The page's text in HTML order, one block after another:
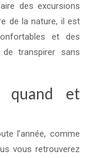
des excursions
de la nature, il est
et des
transpirer sans
quand et
l’année, comme
vous retrouverez